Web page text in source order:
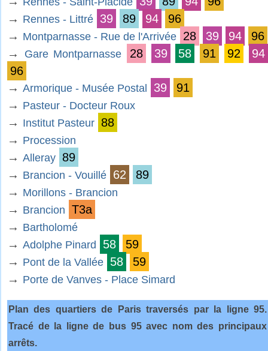
→ Rennes - Littré 39 89 94
96
→ Montparnasse - Rue de l'Arrivée 28 39 94
96
→
Gare Montparnasse 28 39 58 91 92
94
96
→ Armorique - Musée Postal 39
91
→ Pasteur - Docteur Roux
→ Institut Pasteur 88
→ Procession
→ Alleray 89
→ Brancion - Vouillé 62
89
→ Morillons - Brancion
→ Brancion T3a
→ Bartholomé
→ Adolphe Pinard 58
59
→ Pont de la Vallée 58
59
→ Porte de Vanves - Place Simard
Plan des quartiers de Paris traversés par la ligne 95.
Tracé de la ligne de bus 95 avec nom des principaux
arrêts.